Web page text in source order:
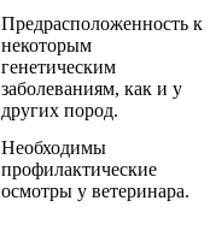
Предрасположенность к
некоторым
генетическим
заболеваниям, как и у
других пород.
Необходимы
профилактические
осмотры у ветеринара.